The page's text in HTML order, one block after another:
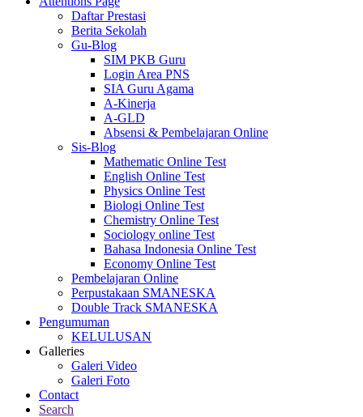
Daftar Prestasi
Berita Sekolah
Gu-Blog
SIM PKB Guru
Login Area PNS
SIA Guru Agama
A-Kinerja
A-GLD
Absensi & Pembelajaran Online
Sis-Blog
Mathematic Online Test
English Online Test
Physics Online Test
Biologi Online Test
Chemistry Online Test
Sociology online Test
Bahasa Indonesia Online Test
Economy Online Test
Pembelajaran Online
Perpustakaan SMANESKA
Double Track SMANESKA
Pengumuman
KELULUSAN
Galleries
Galeri Video
Galeri Foto
Contact
Search